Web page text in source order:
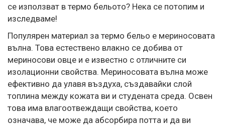
се използват в термо бельото? Нека се потопим и
изследваме!
Популярен материал за термо бельо е мериносовата
вълна. Това естествено влакно се добива от
мериносови овце и е известно с отличните си
изолационни свойства. Мериносовата вълна може
ефективно да улавя въздуха, създавайки слой
топлина между кожата ви и студената среда. Освен
това има влагоотвеждащи свойства, което
означава, че може да абсорбира потта и да ви